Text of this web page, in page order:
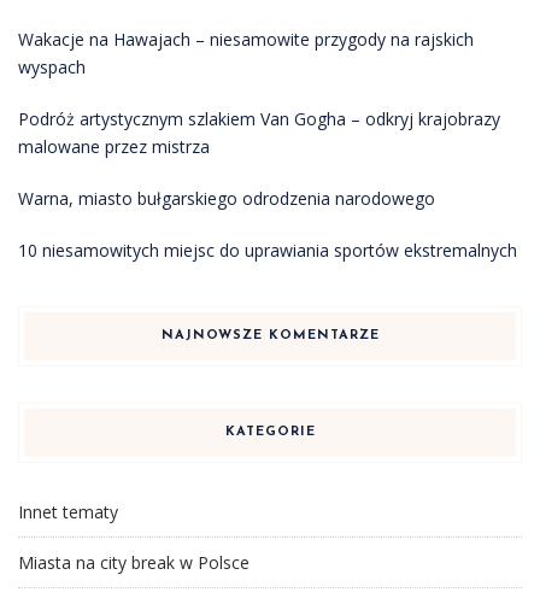
Wakacje na Hawajach – niesamowite przygody na rajskich
wyspach
Podróż artystycznym szlakiem Van Gogha – odkryj krajobrazy
malowane przez mistrza
Warna, miasto bułgarskiego odrodzenia narodowego
10 niesamowitych miejsc do uprawiania sportów ekstremalnych
NAJNOWSZE KOMENTARZE
KATEGORIE
Innet tematy
Miasta na city break w Polsce